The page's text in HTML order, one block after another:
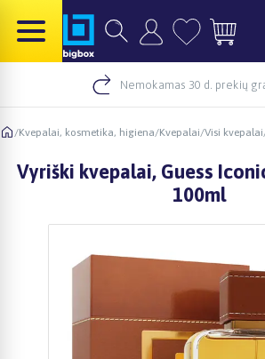
Nemokamas 30 d. prekių
/Kvepalai, kosmetika, higiena/Kvepalai/Visi kvepalai
Vyriški kvepalai, Guess
100ml